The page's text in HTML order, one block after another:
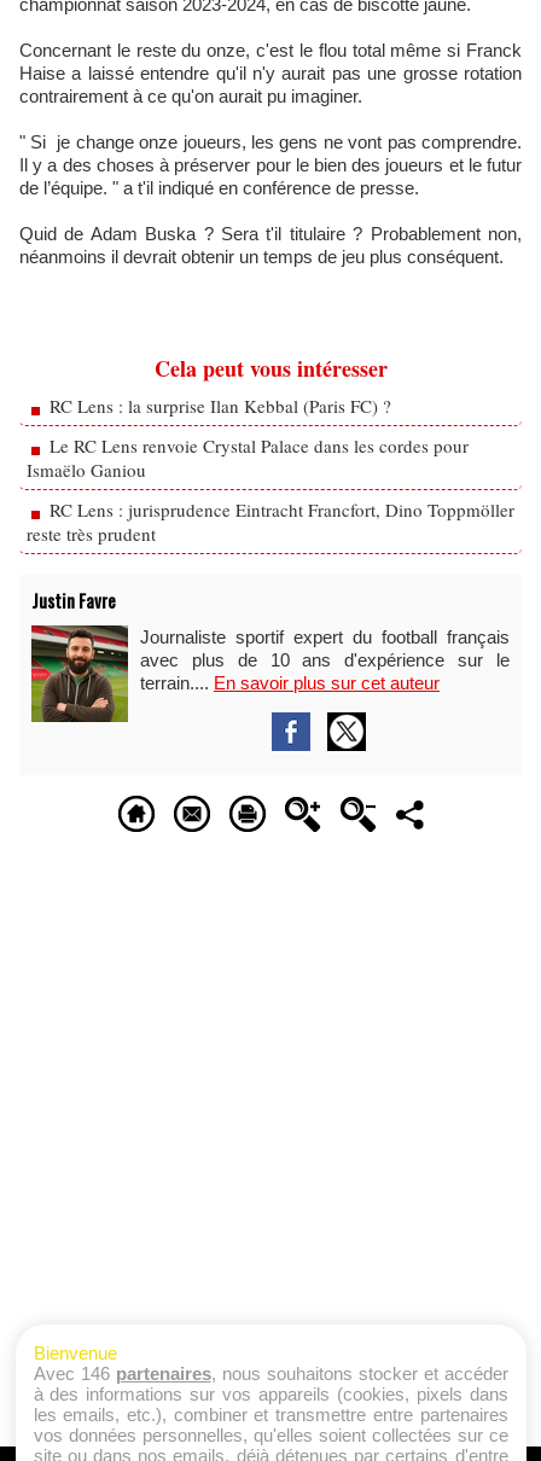
championnat saison 2023-2024, en cas de biscotte jaune.
Concernant le reste du onze, c'est le flou total même si Franck
Haise a laissé entendre qu'il n'y aurait pas une grosse rotation
contrairement à ce qu'on aurait pu imaginer.
" Si je change onze joueurs, les gens ne vont pas comprendre.
Il y a des choses à préserver pour le bien des joueurs et le futur
de l’équipe. " a t'il indiqué en conférence de presse.
Quid de Adam Buska ? Sera t'il titulaire ? Probablement non,
néanmoins il devrait obtenir un temps de jeu plus conséquent.
Cela peut vous intéresser
RC Lens : la surprise Ilan Kebbal (Paris FC) ?
Le RC Lens renvoie Crystal Palace dans les cordes pour
Ismaëlo Ganiou
RC Lens : jurisprudence Eintracht Francfort, Dino Toppmöller
reste très prudent
Justin Favre
Journaliste sportif expert du football français
avec plus de 10 ans d'expérience sur le
terrain.... En savoir plus sur cet auteur
Bienvenue
Avec 146 partenaires, nous souhaitons stocker et accéder
à des informations sur vos appareils (cookies, pixels dans
les emails, etc.), combiner et transmettre entre partenaires
vos données personnelles, qu'elles soient collectées sur ce
site ou dans nos emails, déjà détenues par certains d'entre